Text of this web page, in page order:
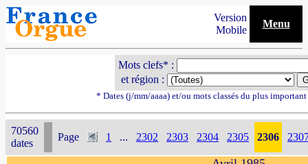
Version
Mobile
Menu
Mots clefs* :
et région :
* Dates (j/mm/aaaa) et/ou mots classés du plus
70560
dates
Page 1 ... 2302 2303 2304 2305 2306